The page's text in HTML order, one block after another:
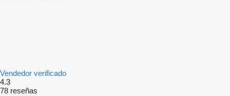
Vendedor verificado
4.3
78 reseñas